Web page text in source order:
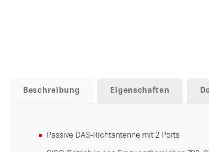
Beschreibung Eigenschaften
Passive DAS-Richtantenne mit 2 Ports